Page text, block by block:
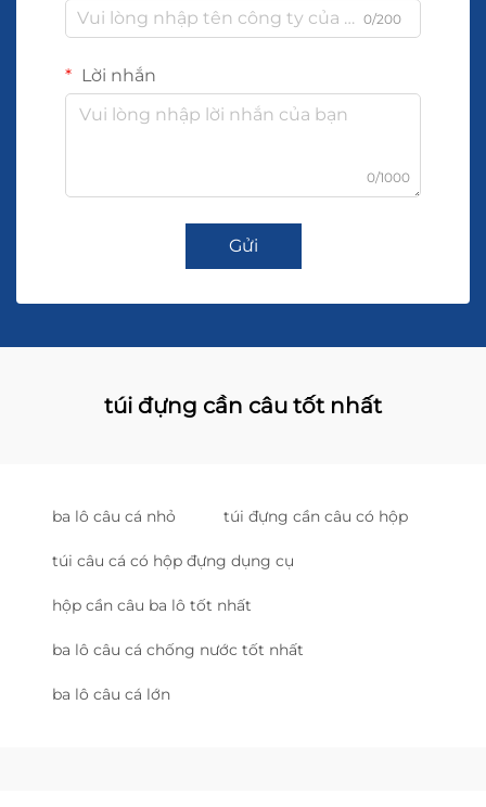
0/200
Lời nhắn
0/1000
Gửi
túi đựng cần câu tốt nhất
ba lô câu cá nhỏ túi đựng cần câu có hộp
túi câu cá có hộp đựng dụng cụ
hộp cần câu ba lô tốt nhất
ba lô câu cá chống nước tốt nhất
ba lô câu cá lớn